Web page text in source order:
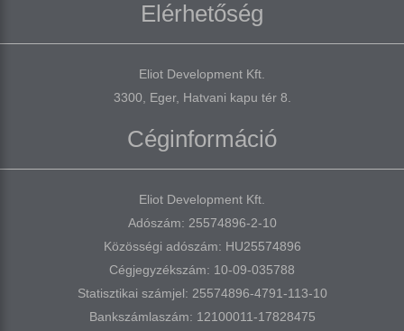
Elérhetőség
Eliot Development Kft.
3300, Eger, Hatvani kapu tér 8.
Céginformáció
Eliot Development Kft.
Adószám: 25574896-2-10
Közösségi adószám: HU25574896
Cégjegyzékszám: 10-09-035788
Statisztikai számjel: 25574896-4791-113-10
Bankszámlaszám: 12100011-17828475